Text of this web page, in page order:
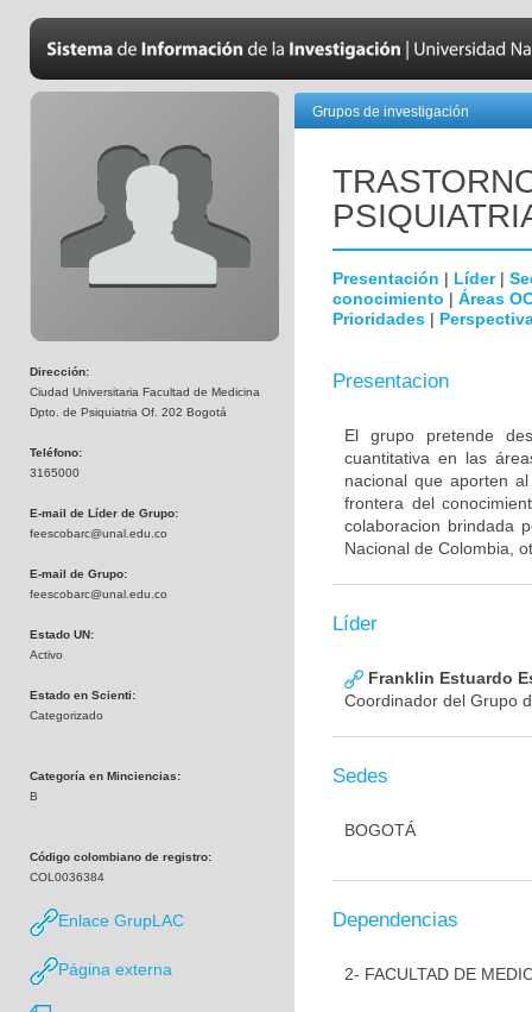
Dirección:
Ciudad Universitaria Facultad de Medicina
Dpto. de Psiquiatria Of. 202 Bogotá
Teléfono:
3165000
E-mail de Líder de Grupo:
feescobarc@unal.edu.co
E-mail de Grupo:
feescobarc@unal.edu.co
Estado UN:
Activo
Estado en Scienti:
Categorizado
Categoría en Minciencias:
B
Código colombiano de registro:
COL0036384
Enlace GrupLAC
Página externa
Grupos de investigación
Presentación | Líder|
conocimiento | Áreas
Prioridades |
Presentacion
El grupo pretende
cuantitativa en las
nacional que aporten
frontera del
colaboracion brindada
Nacional de Colombia,
Líder
Franklin Estuardo
Coordinador del Grupo
Sedes
BOGOTÁ
Dependencias
2- FACULTAD DE